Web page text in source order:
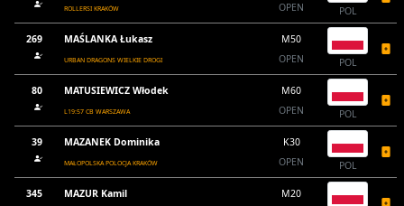
ROLLERSI KRAKÓW
OPEN
POL
269 MAŚLANKA Łukasz
URBAN DRAGONS WIELKIE DROGI
M50
OPEN
POL
80 MATUSIEWICZ Włodek
L19:57 CB WARSZAWA
M60
OPEN
POL
39 MAZANEK Dominika
MAŁOPOLSKA POLOCJA KRAKÓW
K30
OPEN
POL
345 MAZUR Kamil
M20